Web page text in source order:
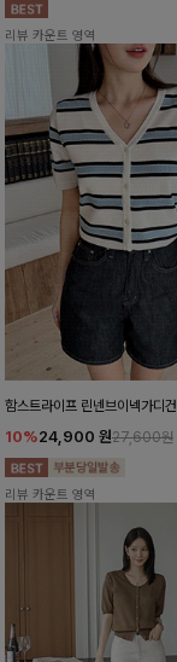
리뷰 카운트 영역
함스트라이프 린넨브이넥가디건
10%24,900 원27,600원
리뷰 카운트 영역